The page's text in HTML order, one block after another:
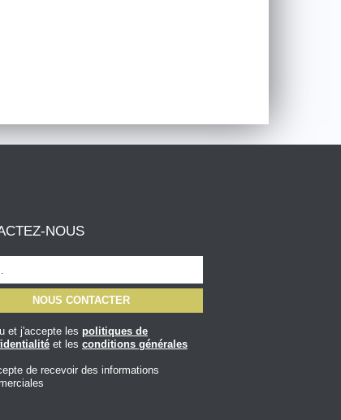
NOUS
et j'accepte les politiques de
et les conditions générales
de recevoir des informations